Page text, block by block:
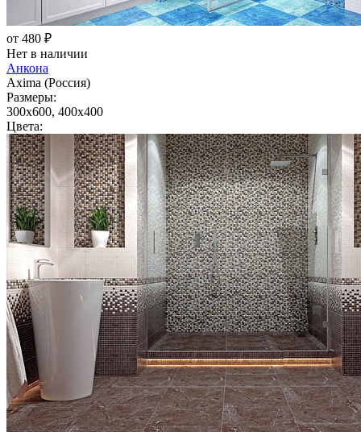
от 480 ₽
Нет в наличии
Анкона
Axima (Россия)
Размеры:
300x600, 400x400
Цвета: